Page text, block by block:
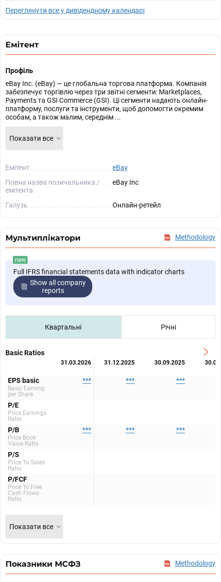
Переглянути все у дивідендному календарі
Емітент
Профіль
eBay Inc. (eBay) — це глобальна торгова платформа. Компанія
забезпечує торгівлю через три звітні сегменти: Marketplaces,
Payments та GSI Commerce (GSI). Ці сегменти надають онлайн-
платформу, послуги та інструменти, щоб допомогти окремим
особам, а також малим, середнім ...
Показати все
Емітент
eBay
Повна назва позичальника /
емітента
eBay Inc
Галузь Онлайн-ретейл
Мультиплікатори Methodology
new
Full IFRS financial statements data with indicator charts
Show all company
reports
Квартальні Річні
Basic Ratios
31.03.2026 31.12.2025 30.09.2025
EPS basic
Basic Earning
per Share
*** *** ***
P/E
Price Earnings
Ratio
P/B
Price Book
Value Ratio
*** *** ***
P/S
Price To Sales
Ratio
P/FCF
Price To Free
Cash Flows
Ratio
Показати все
Показники МСФЗ Methodology